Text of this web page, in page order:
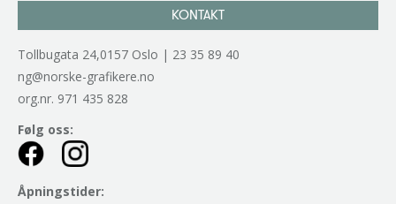
KONTAKT
Tollbugata 24,0157 Oslo | 23 35 89 40
ng@norske-grafikere.no
org.nr. 971 435 828
Følg oss:
Åpningstider: